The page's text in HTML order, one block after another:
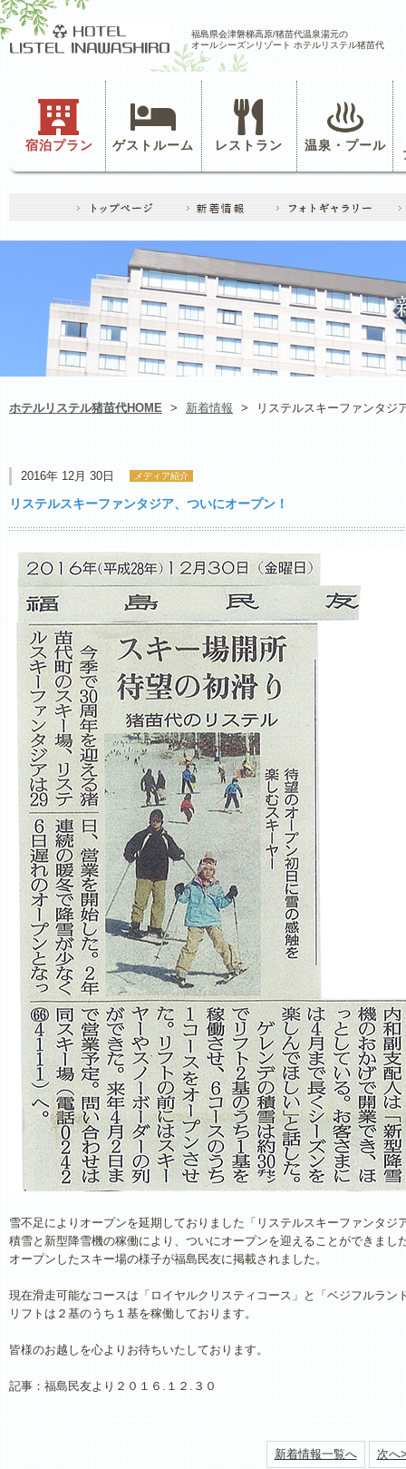
福島県会津磐梯高原/猪苗代温泉湯元の
オールシーズンリゾート ホテルリステル猪苗代
宿泊プラン ゲストルーム レストラン 温泉・プール
ホテルリステル猪苗代HOME > 新着情報 > リステルスキーファンタジ
2016年 12月 30日 メディア紹介
リステルスキーファンタジア、ついにオープン！
雪不足によりオープンを延期しておりました「リステルスキーファンタジ
積雪と新型降雪機の稼働により、ついにオープンを迎えることができまし
オープンしたスキー場の様子が福島民友に掲載されました。
現在滑走可能なコースは「ロイヤルクリスティコース」と「ベジフルラン
リフトは２基のうち１基を稼働しております。
皆様のお越しを心よりお待ちいたしております。
記事：福島民友より２０１６.１２.３０
新着情報一覧へ 次へ